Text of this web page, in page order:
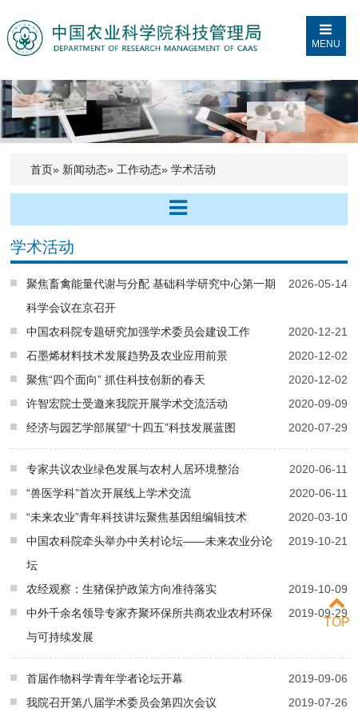
MENU
首页» 新闻动态» 工作动态» 学术活动
学术活动
2026-05-14
聚焦畜禽能量代谢与分配 基础科学研究中心第一期
科学会议在京召开
2020-12-21
中国农科院专题研究加强学术委员会建设工作
2020-12-02
石墨烯材料技术发展趋势及农业应用前景
2020-12-02
聚焦“四个面向” 抓住科技创新的春天
2020-09-09
许智宏院士受邀来我院开展学术交流活动
2020-07-29
经济与园艺学部展望“十四五”科技发展蓝图
2020-06-11
专家共议农业绿色发展与农村人居环境整治
2020-06-11
“兽医学科”首次开展线上学术交流
2020-03-10
“未来农业”青年科技讲坛聚焦基因组编辑技术
2019-10-21
中国农科院牵头举办中关村论坛——未来农业分论
坛
2019-10-09
农经观察：生猪保护政策方向准待落实
2019-09-29
中外千余名领导专家齐聚环保所共商农业农村环保
与可持续发展
2019-09-06
首届作物科学青年学者论坛开幕
2019-07-26
我院召开第八届学术委员会第四次会议
TOP